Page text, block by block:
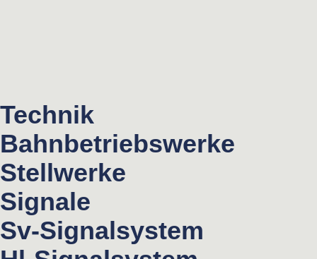
Technik
Bahnbetriebswerke
Stellwerke
Signale
Sv-Signalsystem